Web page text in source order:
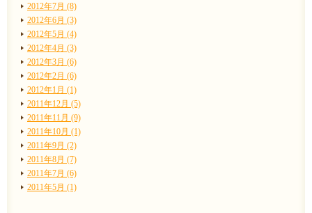
2012年7月 (8)
2012年6月 (3)
2012年5月 (4)
2012年4月 (3)
2012年3月 (6)
2012年2月 (6)
2012年1月 (1)
2011年12月 (5)
2011年11月 (9)
2011年10月 (1)
2011年9月 (2)
2011年8月 (7)
2011年7月 (6)
2011年5月 (1)